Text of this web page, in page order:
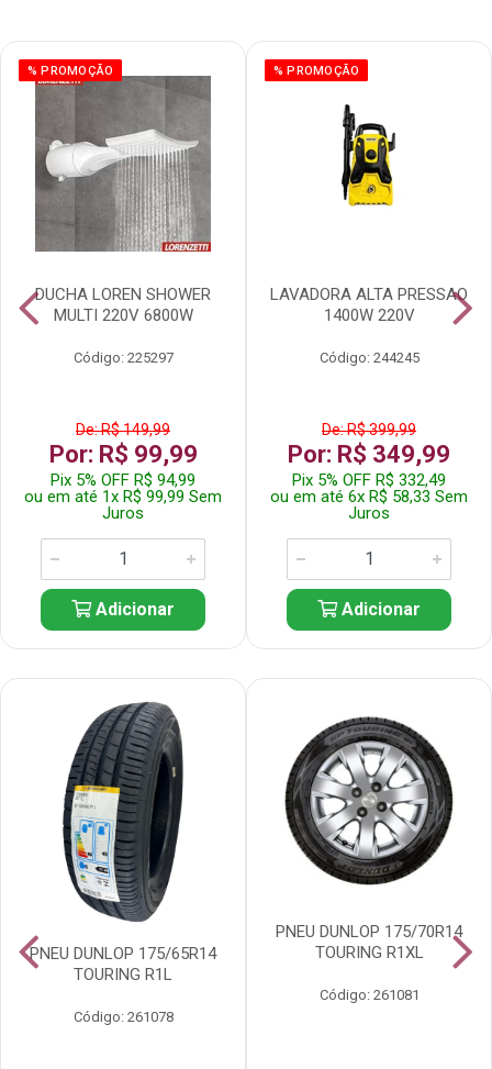
% PROMOÇÃO
DUCHA LOREN SHOWER
MULTI 220V 6800W
Código: 225297
De: R$ 149,99
Por: R$ 99,99
Pix 5% OFF R$ 94,99
ou em até 1x R$ 99,99 Sem
Juros
Adicionar
% PROMOÇÃO
LAVADORA ALTA PRESSAO
1400W 220V
Código: 244245
De: R$ 399,99
Por: R$ 349,99
Pix 5% OFF R$ 332,49
ou em até 6x R$ 58,33 Sem
Juros
Adicionar
PNEU DUNLOP 175/65R14
TOURING R1L
Código: 261078
PNEU DUNLOP 175/70R14
TOURING R1XL
Código: 261081